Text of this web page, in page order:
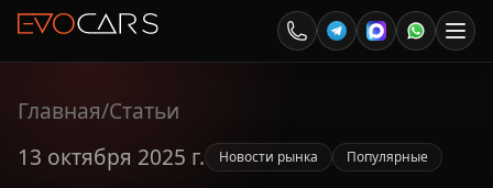
Главная/Статьи
13 октября 2025 г.
Новости рынка Популярные